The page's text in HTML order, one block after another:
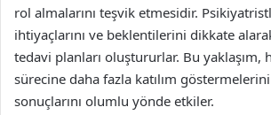
rol almalarını teşvik etmesidir.
ihtiyaçlarını ve beklentilerini dikkate
tedavi planları oluştururlar. Bu yaklaşım,
sürecine daha fazla katılım
sonuçlarını olumlu yönde etkiler.